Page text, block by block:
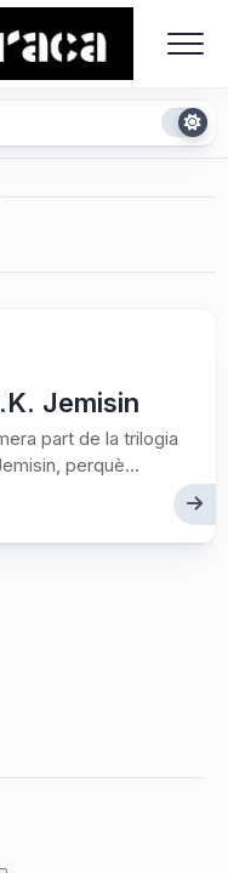
Jemisin
part de la trilogia
perquè...